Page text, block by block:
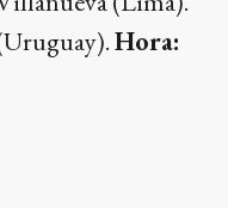
Hora: